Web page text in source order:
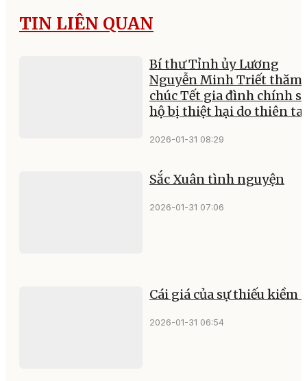
TIN LIÊN QUAN
Bí thư Tỉnh ủy Lương
Nguyễn Minh Triết thăm,
chúc Tết gia đình chính
hộ bị thiệt hại do thiên tai
2026-01-31 08:29
Sắc Xuân tình nguyện
2026-01-31 07:06
Cái giá của sự thiếu kiềm
2026-01-31 06:54